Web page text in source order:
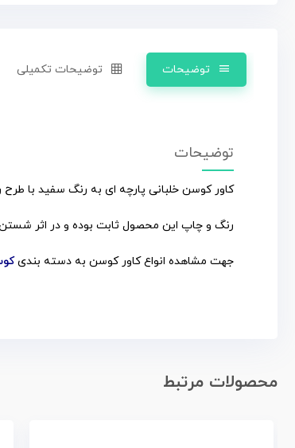
توضیحات توضیحات تکمیلی
توضیحات
کاور کوسن خلبانی پارچه ای به رنگ سفید با طرح
رنگ و چاپ این محصول ثابت بوده و در اثر شستن
جهت مشاهده انواع کاور کوسن به دسته بندی
محصولات مرتبط